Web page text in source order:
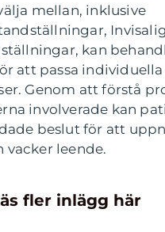
mellan, inklusive
kan
att passa
Genom att förstå
involverade kan
beslut för att
vacker leende.
fler inlägg här